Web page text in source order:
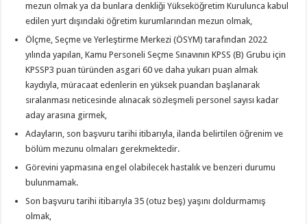
mezun olmak ya da bunlara denkliği Yükseköğretim Kurulunca kabul
edilen yurt dışındaki öğretim kurumlarından mezun olmak,
Ölçme, Seçme ve Yerleştirme Merkezi (ÖSYM) tarafından 2022
yılında yapılan, Kamu Personeli Seçme Sınavının KPSS (B) Grubu için
KPSSP3 puan türünden asgari 60 ve daha yukarı puan almak
kaydıyla, müracaat edenlerin en yüksek puandan başlanarak
sıralanması neticesinde alınacak sözleşmeli personel sayısı kadar
aday arasına girmek,
Adayların, son başvuru tarihi itibarıyla, ilanda belirtilen öğrenim ve
bölüm mezunu olmaları gerekmektedir.
Görevini yapmasına engel olabilecek hastalık ve benzeri durumu
bulunmamak.
Son başvuru tarihi itibarıyla 35 (otuz beş) yaşını doldurmamış
olmak,